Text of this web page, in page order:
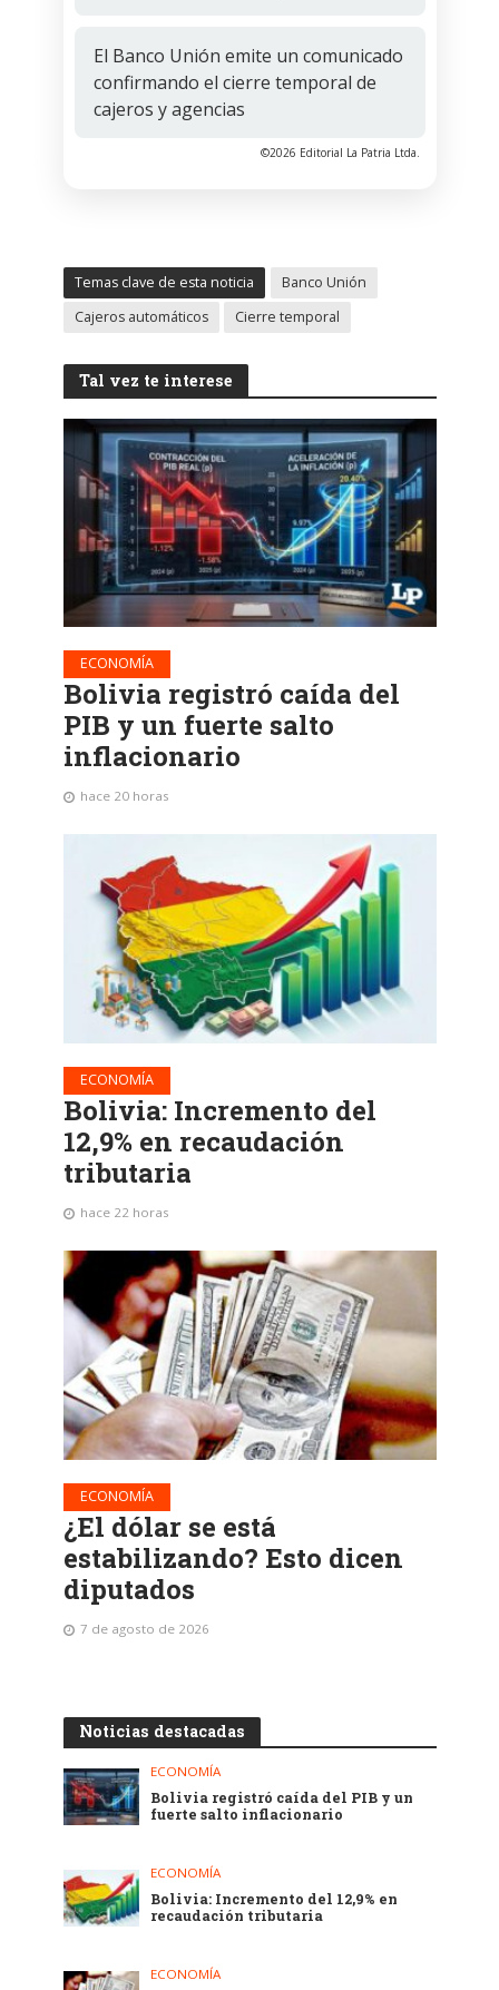
El Banco Unión emite un comunicado
confirmando el cierre temporal de
cajeros y agencias
©2026 Editorial La Patria Ltda.
Temas clave de esta noticia
Banco Unión
Cajeros automáticos
Cierre temporal
Tal vez te interese
ECONOMÍA
Bolivia registró caída del
PIB y un fuerte salto
inflacionario
hace 20 horas
ECONOMÍA
Bolivia: Incremento del
12,9% en recaudación
tributaria
hace 22 horas
ECONOMÍA
¿El dólar se está
estabilizando? Esto dicen
diputados
7 de agosto de 2026
Noticias destacadas
ECONOMÍA
Bolivia registró caída del PIB y un
fuerte salto inflacionario
ECONOMÍA
Bolivia: Incremento del 12,9% en
recaudación tributaria
ECONOMÍA